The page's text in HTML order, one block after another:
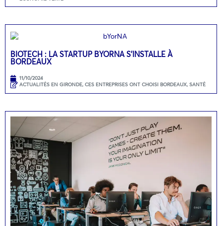
BIOTECH : LA STARTUP BYORNA S’INSTALLE À
BORDEAUX
11/10/2024
ACTUALITÉS EN GIRONDE, CES ENTREPRISES ONT CHOISI BORDEAUX, SANTÉ